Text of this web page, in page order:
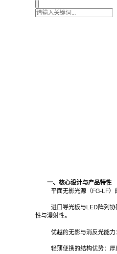
一、核心设计与产品特性
平面无影光源（FG-LF）
进口导光板与LED阵列
性与漫射性。
优越的无影与消反光能
轻薄便携的结构优势：